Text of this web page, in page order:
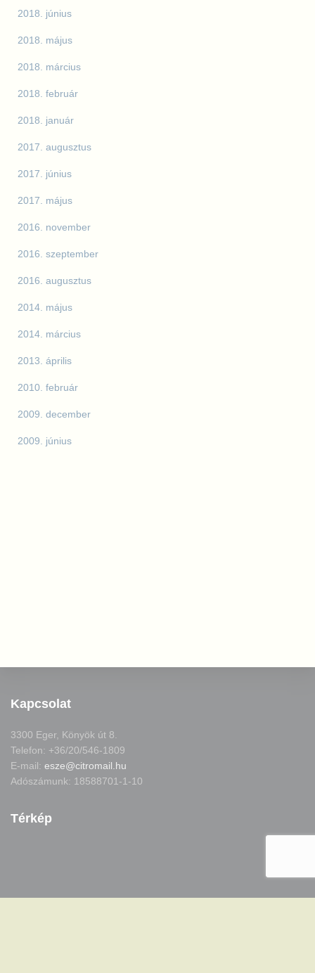
2018. június
2018. május
2018. március
2018. február
2018. január
2017. augusztus
2017. június
2017. május
2016. november
2016. szeptember
2016. augusztus
2014. május
2014. március
2013. április
2010. február
2009. december
2009. június
Kapcsolat
3300 Eger, Könyök út 8.
Telefon: +36/20/546-1809
E-mail: esze@citromail.hu
Adószámunk: 18588701-1-10
Térkép